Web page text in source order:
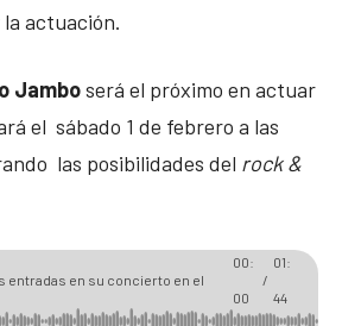
actuación.
Jamboserá el próximo en actuar
el sábado 1 de febrero a las
las posibilidades del rock &
entradas en su concierto en el
00:
00
/
01:
44